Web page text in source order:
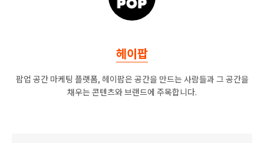
헤이팝
팝업 공간 마케팅 플랫폼, 헤이팝은 공간을 만드는 사람들과 그 공간을
채우는 콘텐츠와 브랜드에 주목합니다.